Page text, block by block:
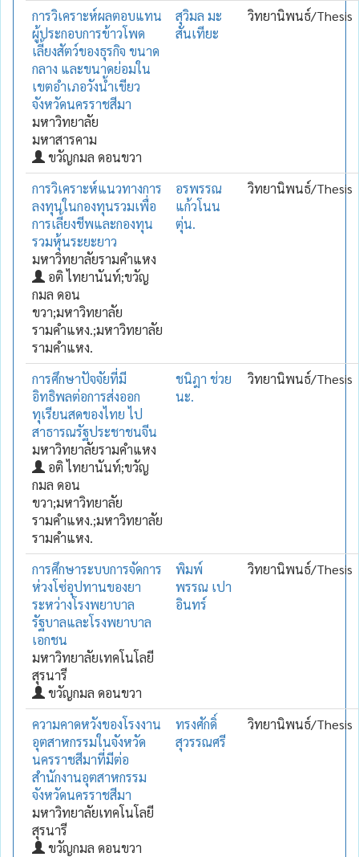
การวิเคราะห์ผลตอบแทน
ผู้ประกอบการข้าวโพด
เลี้ยงสัตว์ของธุรกิจ ขนาด
กลาง และขนาดย่อมใน
เขตอำเภอวังน้ำเขียว
จังหวัดนครราชสีมา
มหาวิทยาลัย
มหาสารคาม
ขวัญกมล ดอนขวา
สุวิมล มะ
สันเทียะ
วิทยานิพนธ์/Thesis
การวิเคราะห์แนวทางการ
ลงทุนในกองทุนรวมเพื่อ
การเลี้ยงชีพและกองทุน
รวมหุ้นระยะยาว
มหาวิทยาลัยรามคำแหง
อติ ไทยานันท์;ขวัญ
กมล ดอน
ขวา;มหาวิทยาลัย
รามคำแหง.;มหาวิทยาลัย
รามคำแหง.
อรพรรณ
แก้วโนน
ตุ่น.
วิทยานิพนธ์/Thesis
การศึกษาปัจจัยที่มี
อิทธิพลต่อการส่งออก
ทุเรียนสดของไทย ไป
สาธารณรัฐประชาชนจีน
มหาวิทยาลัยรามคำแหง
อติ ไทยานันท์;ขวัญ
กมล ดอน
ขวา;มหาวิทยาลัย
รามคำแหง.;มหาวิทยาลัย
รามคำแหง.
ชนิฎา ช่วย
นะ.
วิทยานิพนธ์/Thesis
การศึกษาระบบการจัดการ
ห่วงโซ่อุปทานของยา
ระหว่างโรงพยาบาล
รัฐบาลและโรงพยาบาล
เอกชน
มหาวิทยาลัยเทคโนโลยี
สุรนารี
ขวัญกมล ดอนขวา
พิมพ์
พรรณ เปา
อินทร์
วิทยานิพนธ์/Thesis
ความคาดหวังของโรงงาน
อุตสาหกรรมในจังหวัด
นครราชสีมาที่มีต่อ
สำนักงานอุตสาหกรรม
จังหวัดนครราชสีมา
มหาวิทยาลัยเทคโนโลยี
สุรนารี
ขวัญกมล ดอนขวา
ทรงศักดิ์
สุวรรณศรี
วิทยานิพนธ์/Thesis